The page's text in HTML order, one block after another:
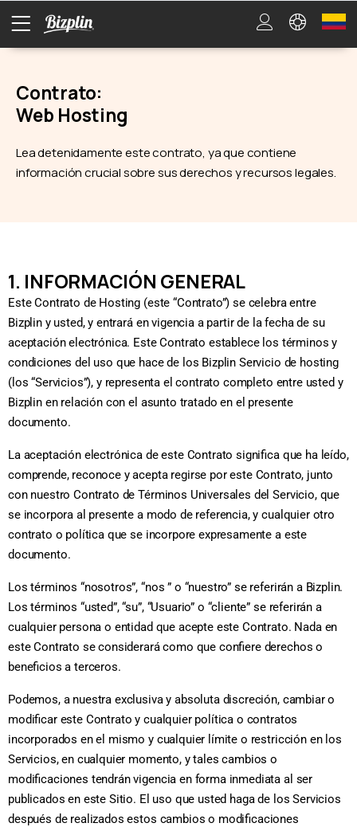
Contrato:
Web Hosting
Lea detenidamente este contrato, ya que contiene
información crucial sobre sus derechos y recursos legales.
1. INFORMACIÓN GENERAL
Este Contrato de Hosting (este “Contrato”) se celebra entre
Bizplin y usted, y entrará en vigencia a partir de la fecha de su
aceptación electrónica. Este Contrato establece los términos y
condiciones del uso que hace de los Bizplin Servicio de hosting
(los “Servicios”), y representa el contrato completo entre usted y
Bizplin en relación con el asunto tratado en el presente
documento.
La aceptación electrónica de este Contrato significa que ha leído,
comprende, reconoce y acepta regirse por este Contrato, junto
con nuestro Contrato de Términos Universales del Servicio, que
se incorpora al presente a modo de referencia, y cualquier otro
contrato o política que se incorpore expresamente a este
documento.
Los términos “nosotros”, “nos ” o “nuestro” se referirán a Bizplin.
Los términos “usted”, “su”, “Usuario” o “cliente” se referirán a
cualquier persona o entidad que acepte este Contrato. Nada en
este Contrato se considerará como que confiere derechos o
beneficios a terceros.
Podemos, a nuestra exclusiva y absoluta discreción, cambiar o
modificar este Contrato y cualquier política o contratos
incorporados en el mismo y cualquier límite o restricción en los
Servicios, en cualquier momento, y tales cambios o
modificaciones tendrán vigencia en forma inmediata al ser
publicados en este Sitio. El uso que usted haga de los Servicios
después de realizados estos cambios o modificaciones